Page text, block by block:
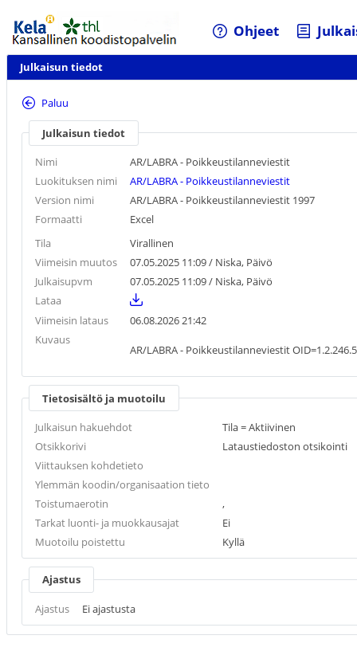
Ohjeet
Julkaisun tiedot
Paluu
Julkaisun tiedot
Nimi
AR/LABRA - Poikkeustilanneviestit
Luokituksen nimi
AR/LABRA - Poikkeustilanneviestit
Version nimi
AR/LABRA - Poikkeustilanneviestit 1997
Formaatti
Excel
Tila
Virallinen
Viimeisin muutos
07.05.2025 11:09/ Niska, Päivö
Julkaisupvm
07.05.2025 11:09/ Niska, Päivö
Lataa
Viimeisin lataus
06.08.2026 21:42
Kuvaus
AR/LABRA - Poikkeustilanneviestit
Tietosisältö ja muotoilu
Julkaisun hakuehdot
Tila = Aktiivinen
Otsikkorivi
Lataustiedoston otsikointi
Viittauksen kohdetieto
Ylemmän koodin/organisaation tieto
Toistumaerotin
,
Tarkat luonti- ja muokkausajat
Ei
Muotoilu poistettu
Kyllä
Ajastus
Ajastus Ei ajastusta